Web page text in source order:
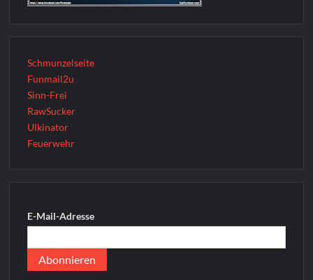
Schmunzelseite
Funmail2u
Sinn-Frei
RawSucker
Ulkinator
Feuerwehr
E-Mail-Adresse